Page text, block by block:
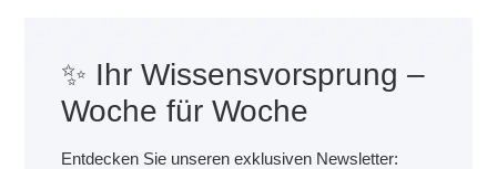
✨ Ihr Wissensvorsprung –
Woche für Woche
Entdecken Sie unseren exklusiven Newsletter: